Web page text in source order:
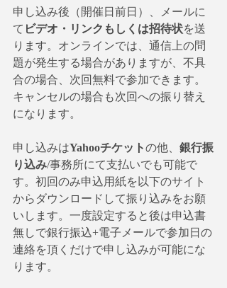
申し込み後（開催日前日）、メールに
て ビデオ・リンクもしくは招待状を送
ります。オンラインでは、通信上の問
題が発生する場合がありますが、不具
合の場合、次回無料で参加できます。
キャンセルの場合も次回への振り替え
になります。
申し込みはYahooチケットの他、 銀行振
り込み/事務所にて支払いでも可能で
す。初回のみ申込用紙を以下のサイト
からダウンロードして振り込みをお願
いします。一度設定すると後は申込書
無しで銀行振込+電子メールで参加日の
連絡を頂くだけで申し込みが可能にな
ります。